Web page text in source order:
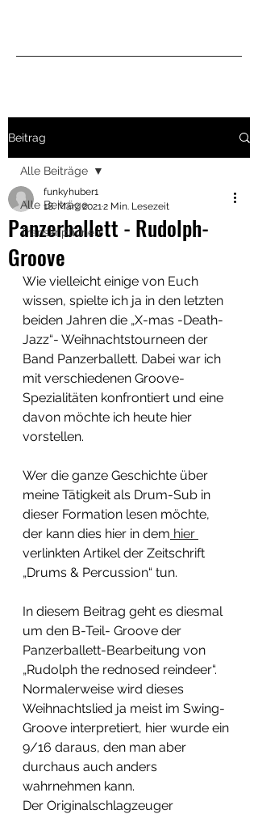
Beitrag
Alle Beiträge
Transkriptionen
Alle Beiträge
Panzerballett - Rudolph-
Groove
funkyhuber1
18. März 20212 Min. Lesezeit
Wie vielleicht einige von Euch
wissen, spielte ich ja in den letzten
beiden Jahren die „X-mas -Death-
Jazz“- Weihnachtstourneen der
Band Panzerballett. Dabei war ich
mit verschiedenen Groove-
Spezialitäten konfrontiert und eine
davon möchte ich heute hier
vorstellen.
Wer die ganze Geschichte über
meine Tätigkeit als Drum-Sub in
dieser Formation lesen möchte,
der kann dies hier in dem hier
verlinkten Artikel der Zeitschrift
„Drums & Percussion“ tun.
In diesem Beitrag geht es diesmal
um den B-Teil- Groove der
Panzerballett-Bearbeitung von
„Rudolph the rednosed reindeer“.
Normalerweise wird dieses
Weihnachtslied ja meist im Swing-
Groove interpretiert, hier wurde ein
9/16 daraus, den man aber
durchaus auch anders
wahrnehmen kann.
Der Originalschlagzeuger